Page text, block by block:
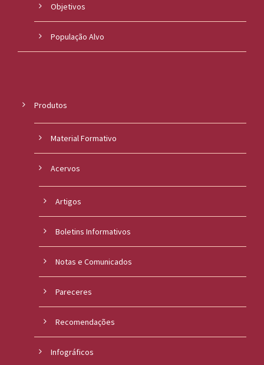
Objetivos
População Alvo
Produtos
Material Formativo
Acervos
Artigos
Boletins Informativos
Notas e Comunicados
Pareceres
Recomendações
Infográficos